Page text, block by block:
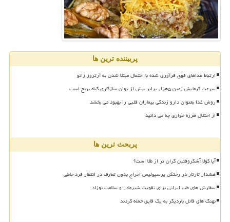
پربیننده ترین ها
ارتباط غذاهای فوق فرآوری شده با احتمال مبتلا شدن به آرتروز زانو
سرعت گرمایش زمین ۵هزار برابر بیش از توان سازگاری گیاه برنج است
روش غذا بعنوان دارو زندگی بیماران قلبی را بهبود می بخشد
از اختلال هرزه خواری چه می دانید
پربحث ترین ها
آیا کولا آشکروفتین گران تر از طلا است؟
هشدار تارتار در رختکن پرسپولیس اخراج بدون تعارف در انتظار فرد خاطی
سفارش های طب ایرانی برای تقویت شیرمادر و سلامت نوزاد
نهنگ های قاتل باردیگر به یک قایق حمله کردند